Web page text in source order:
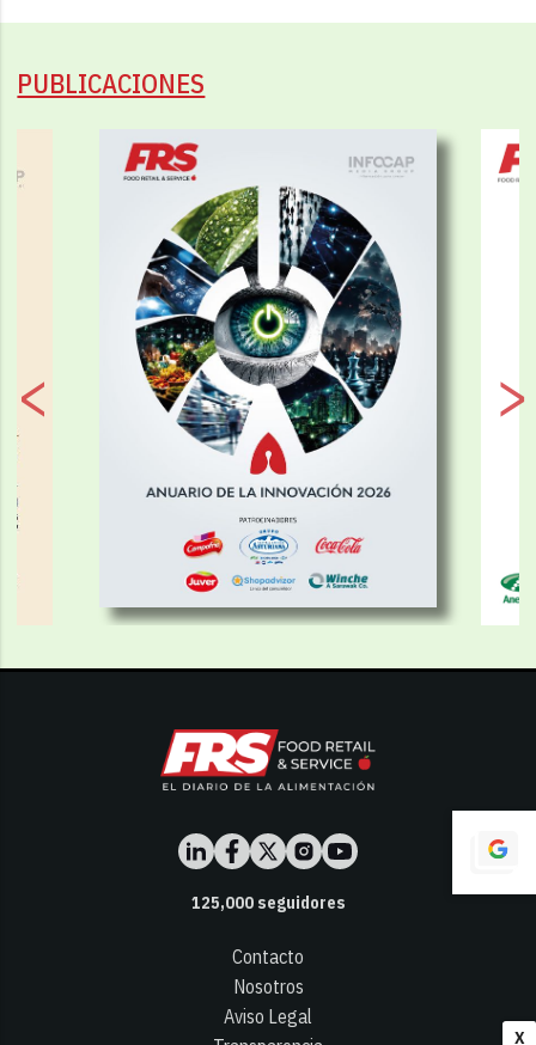
X
PUBLICACIONES
125,000seguidores
Contacto
Nosotros
Aviso Legal